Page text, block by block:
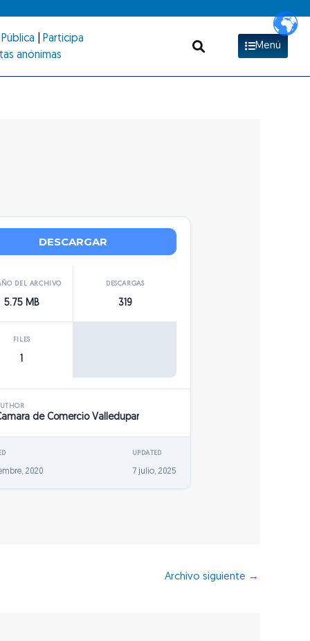
Participa
anónimas
Menú
DESCARGAR
DEL ARCHIVO
5.75 MB
DESCARGAS
319
FILES
1
de Comercio Valledupar
2020
UPDATED
7 julio, 2025
Archivo siguiente →